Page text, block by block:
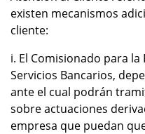
existen mecanismos
cliente:
i. El Comisionado para
Servicios Bancarios,
ante el cual podrán
sobre actuaciones
empresa que puedan